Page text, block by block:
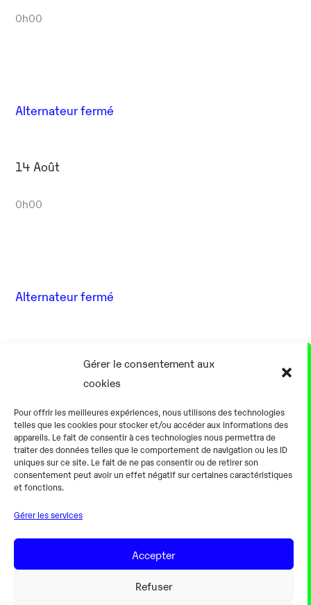
Gérer le consentement aux
cookies
Pour offrir les meilleures expériences, nous utilisons des technologies
telles que les cookies pour stocker et/ou accéder aux informations des
appareils. Le fait de consentir à ces technologies nous permettra de
traiter des données telles que le comportement de navigation ou les ID
uniques sur ce site. Le fait de ne pas consentir ou de retirer son
consentement peut avoir un effet négatif sur certaines caractéristiques
et fonctions.
Gérer les services
Accepter
Refuser
0h00
Alternateur fermé
14 Août
0h00
Alternateur fermé
Alternateur fermé
18 Août